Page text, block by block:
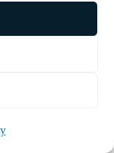
con
dell’ing
strano che
se non